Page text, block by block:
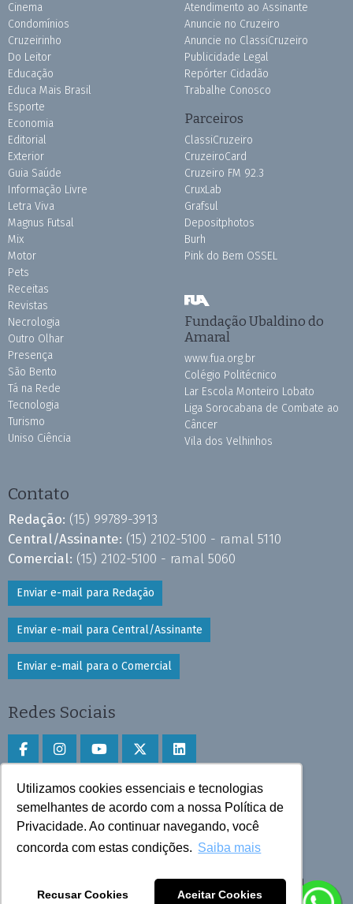
Utilizamos cookies essenciais e tecnologias
semelhantes de acordo com a nossa Política de
Privacidade. Ao continuar navegando, você
concorda com estas condições. Saiba mais
Recusar Cookies Aceitar Cookies
Cinema
Condomínios
Cruzeirinho
Do Leitor
Educação
Educa Mais Brasil
Esporte
Economia
Editorial
Exterior
Guia Saúde
Informação Livre
Letra Viva
Magnus Futsal
Mix
Motor
Pets
Receitas
Revistas
Necrologia
Outro Olhar
Presença
São Bento
Tá na Rede
Tecnologia
Turismo
Uniso Ciência
Atendimento ao Assinante
Anuncie no Cruzeiro
Anuncie no ClassiCruzeiro
Publicidade Legal
Repórter Cidadão
Trabalhe Conosco
Parceiros
ClassiCruzeiro
CruzeiroCard
Cruzeiro FM 92.3
CruxLab
Grafsul
Depositphotos
Burh
Pink do Bem OSSEL
Fundação Ubaldino do
Amaral
www.fua.org.br
Colégio Politécnico
Lar Escola Monteiro Lobato
Liga Sorocabana de Combate ao
Câncer
Vila dos Velhinhos
Contato
Redação: (15) 99789-3913
Central/Assinante: (15) 2102-5100 - ramal 5110
Comercial: (15) 2102-5100 - ramal 5060
Enviar e-mail para Redação
Enviar e-mail para Central/Assinante
Enviar e-mail para o Comercial
Redes Sociais
Faça download do aplicativo
Play Store e App Store
Todos os direitos reservados © 2025 Cruzeiro do Sul